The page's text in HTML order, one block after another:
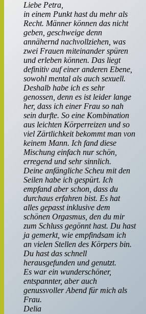
Liebe Petra,
in einem Punkt hast du mehr als
Recht. Männer können das nicht
geben, geschweige denn
annähernd nachvollziehen, was
zwei Frauen miteinander spüren
und erleben können. Das liegt
definitiv auf einer anderen Ebene,
sowohl mental als auch sexuell.
Deshalb habe ich es sehr
genossen, denn es ist leider lange
her, dass ich einer Frau so nah
sein durfte. So eine Kombination
aus leichten Körperreizen und so
viel Zärtlichkeit bekommt man von
keinem Mann. Ich fand diese
Mischung einfach nur schön,
erregend und sehr sinnlich.
Deine anfängliche Scheu mit den
Seilen habe ich gespürt. Ich
empfand aber schon, dass du
durchaus erfahren bist. Es hat
alles gepasst inklusive dem
schönen Orgasmus, den du mir
zum Schluss gegönnt hast. Du hast
ja gemerkt, wie empfindsam ich
an vielen Stellen des Körpers bin.
Du hast das schnell
herausgefunden und genutzt.
Es war ein wunderschöner,
entspannter, aber auch
genussvoller Abend für mich als
Frau.
Delia